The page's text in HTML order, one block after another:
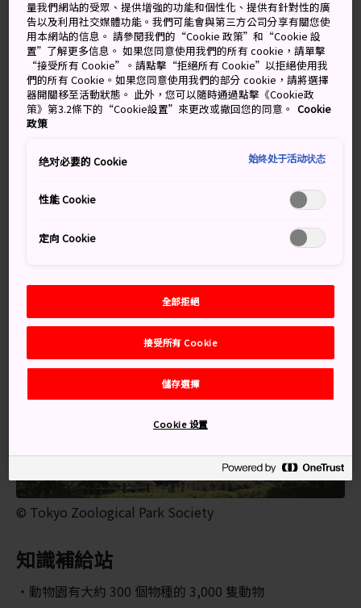
指定為重要文化財的五重塔
交通方式
從 JR 上野車站的動物園側剪票口出站，上野動物園就在
除了距離車站步行 5 分鐘的動物園，遊客還可參觀園內的
科學館、歷史博物館和美術館。動物園入場有三個大門，
© Tokyo Zoological Park Society
知識補給站
動物園有大約 300 個物種的 3,000 隻動物
量我們網站的受眾、提供增強的功能和個性化、提供有針對性的廣
告以及利用社交媒體功能。我們可能會與第三方公司分享有關您使
用本網站的信息。 請參閱我們的“Cookie 政策”和“Cookie 設
置”了解更多信息。 如果您同意使用我們的所有 cookie，請單擊
“接受所有 Cookie”。請點擊“拒絕所有 Cookie”以拒絕使用我
們的所有 Cookie。如果您同意使用我們的部分 cookie，請將選擇
器開關移至活動狀態。 此外，您可以隨時通過點擊《Cookie政
策》第3.2條下的“Cookie設置”來更改或撤回您的同意。 Cookie
政策
绝对必要的 Cookie 始终处于活动状态
性能 Cookie
定向 Cookie
全部拒絕
接受所有 Cookie
儲存選擇
Cookie 设置